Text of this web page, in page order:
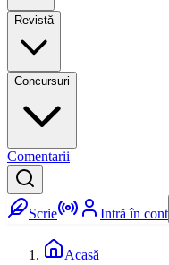
Revistă
Concursuri
Comentarii
Scrie Intră în cont
Acasă